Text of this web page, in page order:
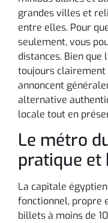
grandes villes et
entre elles. Pour
seulement, vous
distances. Bien
toujours clairement
annoncent
alternative
locale tout en
Le métro
pratique et
La capitale
fonctionnel, propre
billets à moins de